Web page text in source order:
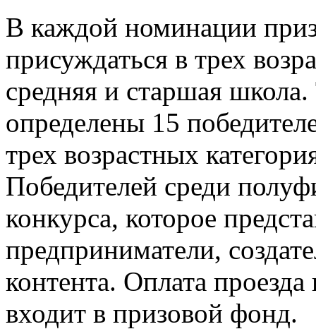
В каждой номинации
присуждаться в трех
средняя и старшая
определены 15
трех возрастных
Победителей среди
конкурса, которое
предприниматели,
контента. Оплата
входит в призовой фонд.